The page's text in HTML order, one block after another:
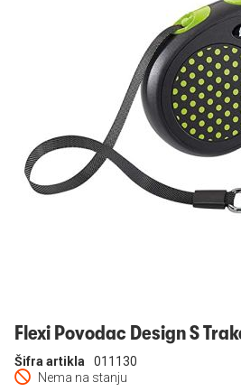
Flexi Povodac Design S
Nema na stanju
Šifra artikla 011130